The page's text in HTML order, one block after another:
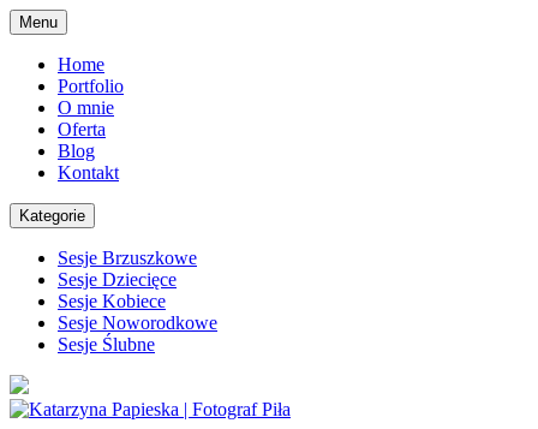
Skip
to
content
Menu
Home
Portfolio
O mnie
Oferta
Blog
Kontakt
Kategorie
Sesje Brzuszkowe
Sesje Dziecięce
Sesje Kobiece
Sesje Noworodkowe
Sesje Ślubne